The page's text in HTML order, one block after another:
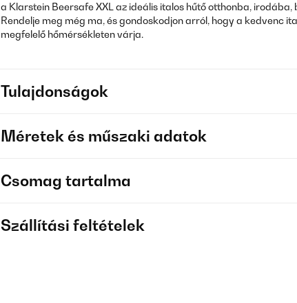
a Klarstein Beersafe XXL az ideális italos hűtő otthonba,
Rendelje meg még ma, és gondoskodjon arról, hogy a kedvenc
megfelelő hőmérsékleten várja.
Tulajdonságok
Méretek és műszaki adatok
Csomag tartalma
Szállítási feltételek